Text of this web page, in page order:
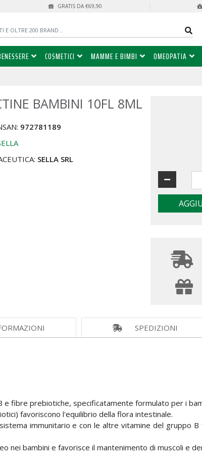
GRATIS DA €69,90
COSMETICI MAMME E BIMBI OMEOPATIA
BAMBINI 10FL 8ML
972781189
SELLA SRL
SPEDIZIONI
fibre prebiotiche, specificatamente formulato per i
favoriscono l'equilibrio della flora intestinale.
immunitario e con le altre vitamine del gruppo
nei bambini e favorisce il mantenimento di muscoli e